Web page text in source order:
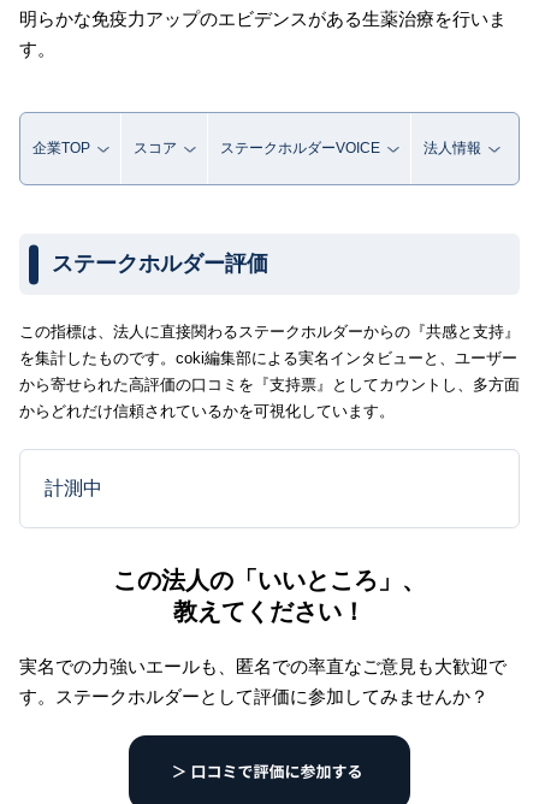
明らかな免疫力アップのエビデンスがある生薬治療を行いま
す。
企業TOP スコア ステークホルダーVOICE 法人情報
ステークホルダー評価
この指標は、法人に直接関わるステークホルダーからの『共感と支持』
を集計したものです。coki編集部による実名インタビューと、ユーザー
から寄せられた高評価の口コミを『支持票』としてカウントし、多方面
からどれだけ信頼されているかを可視化しています。
計測中
この法人の「いいところ」、
教えてください！
実名での力強いエールも、匿名での率直なご意見も大歓迎で
す。
ステークホルダーとして評価に参加してみませんか？